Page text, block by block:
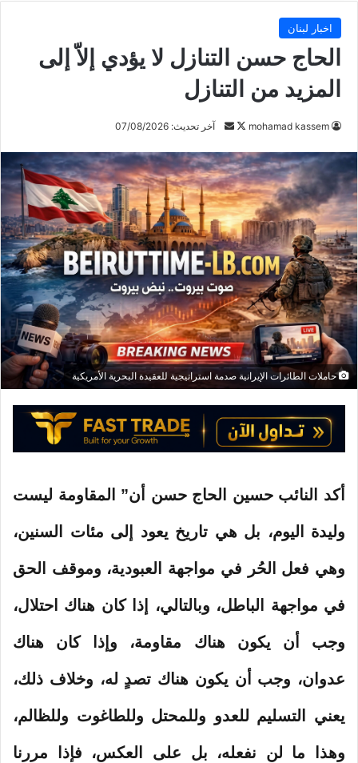
اخبار لبنان
الحاج حسن التنازل لا يؤدي إلاّ إلى
المزيد من التنازل
mohamad kassem
ت
ب
ع
ع
ل
ى
X
س
ل
ب
ر
ي
د
ا
إ
ل
ك
ت
ر
ا
آخر تحديث: 07/08/2026
حاملات الطائرات الإيرانية صدمة استراتيجية للعقيدة البحرية الأمريكية
أكد النائب حسين الحاج حسن أن” المقاومة ليست
وليدة اليوم، بل هي تاريخ يعود إلى مئات السنين،
وهي فعل الحُر في مواجهة العبودية، وموقف الحق
في مواجهة الباطل، وبالتالي، إذا كان هناك احتلال،
وجب أن يكون هناك مقاومة، وإذا كان هناك
عدوان، وجب أن يكون هناك تصدٍ له، وخلاف ذلك،
يعني التسليم للعدو وللمحتل وللطاغوت وللظالم،
وهذا ما لن نفعله، بل على العكس، فإذا مررنا